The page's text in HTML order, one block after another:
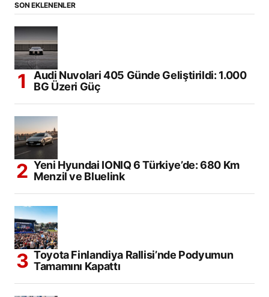
SON EKLENENLER
Audi Nuvolari 405 Günde Geliştirildi: 1.000
BG Üzeri Güç
Yeni Hyundai IONIQ 6 Türkiye’de: 680 Km
Menzil ve Bluelink
Toyota Finlandiya Rallisi’nde Podyumun
Tamamını Kapattı